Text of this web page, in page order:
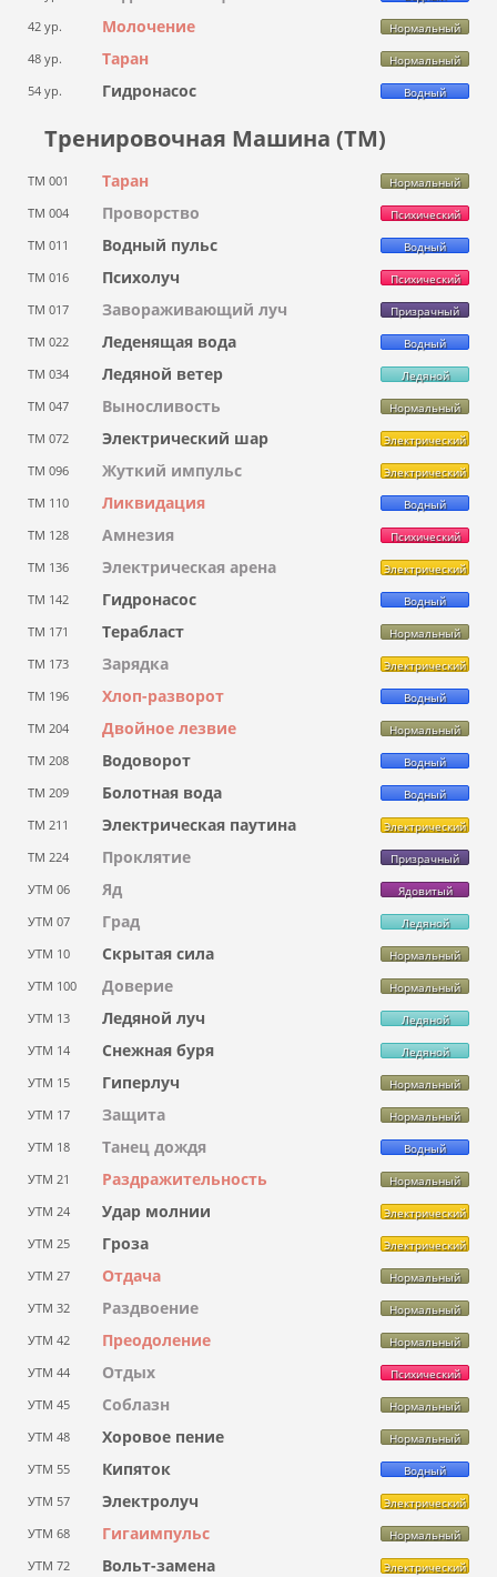
42 ур. Молочение Нормальный
48 ур. Таран Нормальный
54 ур. Гидронасос Водный
Тренировочная Машина (ТМ)
ТМ 001 Таран Нормальный
ТМ 004 Проворство Психический
ТМ 011 Водный пульс Водный
ТМ 016 Психолуч Психический
ТМ 017 Завораживающий луч Призрачный
ТМ 022 Леденящая вода Водный
ТМ 034 Ледяной ветер Ледяной
ТМ 047 Выносливость Нормальный
ТМ 072 Электрический шар Электрический
ТМ 096 Жуткий импульс Электрический
ТМ 110 Ликвидация Водный
ТМ 128 Амнезия Психический
ТМ 136 Электрическая арена Электрический
ТМ 142 Гидронасос Водный
ТМ 171 Терабласт Нормальный
ТМ 173 Зарядка Электрический
ТМ 196 Хлоп-разворот Водный
ТМ 204 Двойное лезвие Нормальный
ТМ 208 Водоворот Водный
ТМ 209 Болотная вода Водный
ТМ 211 Электрическая паутина Электрический
ТМ 224 Проклятие Призрачный
УТМ 06 Яд Ядовитый
УТМ 07 Град Ледяной
УТМ 10 Скрытая сила Нормальный
УТМ 100 Доверие Нормальный
УТМ 13 Ледяной луч Ледяной
УТМ 14 Снежная буря Ледяной
УТМ 15 Гиперлуч Нормальный
УТМ 17 Защита Нормальный
УТМ 18 Танец дождя Водный
УТМ 21 Раздражительность Нормальный
УТМ 24 Удар молнии Электрический
УТМ 25 Гроза Электрический
УТМ 27 Отдача Нормальный
УТМ 32 Раздвоение Нормальный
УТМ 42 Преодоление Нормальный
УТМ 44 Отдых Психический
УТМ 45 Соблазн Нормальный
УТМ 48 Хоровое пение Нормальный
УТМ 55 Кипяток Водный
УТМ 57 Электролуч Электрический
УТМ 68 Гигаимпульс Нормальный
УТМ 72 Вольт-замена Электрический